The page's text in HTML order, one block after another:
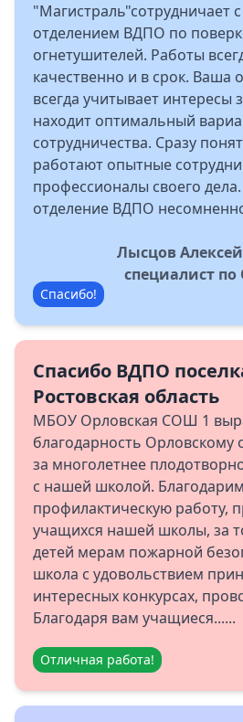
"Магистраль"сотрудничает
отделением ВДПО по
огнетушителей. Работы
качественно и в срок. Ваша
всегда учитывает интересы
находит оптимальный
сотрудничества. Сразу
работают опытные
профессионалы своего
отделение ВДПО
Спасибо!
Лысцов
специалист
Спасибо ВДПО
Ростовская область
МБОУ Орловская СОШ 1
благодарность
за многолетнее
с нашей школой.
профилактическую работу,
учащихся нашей школы, за
детей мерам пожарной
школа с удовольствием
интересных конкурсах,
Благодаря вам учащиеся......
Отличная работа!